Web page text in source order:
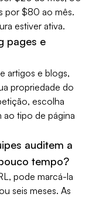
por $80 ao mês.
estiver ativa.
pages e
artigos e blogs,
propriedade do
escolha
tipo de página
auditem a
tempo?
pode marcá-la
seis meses. As